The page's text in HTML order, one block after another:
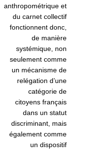
anthropométrique et
du carnet collectif
fonctionnent donc,
de manière
systémique, non
seulement comme
un mécanisme de
relégation d’une
catégorie de
citoyens français
dans un statut
discriminant, mais
également comme
un dispositif